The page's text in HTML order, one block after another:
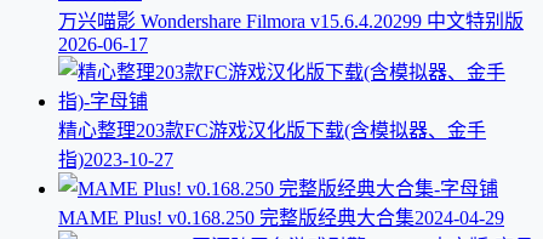
万兴喵影 Wondershare Filmora v15.6.4.20299 中文特别版
2026-06-17
精心整理203款FC游戏汉化版下载(含模拟器、金手
指)2023-10-27
MAME Plus! v0.168.250 完整版经典大合集2024-04-29